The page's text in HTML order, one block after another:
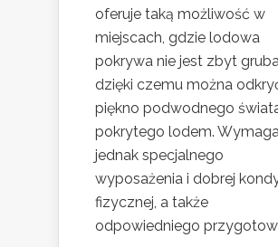
oferuje taką możliwość w
miejscach, gdzie lodowa
pokrywa nie jest zbyt gruba,
dzięki czemu można
piękno podwodnego
pokrytego lodem.
jednak specjalnego
wyposażenia i dobrej
fizycznej, a także
odpowiedniego